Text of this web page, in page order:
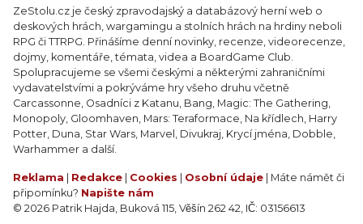
ZeStolu.cz je český zpravodajský a databázový herní web o
deskových hrách, wargamingu a stolních hrách na hrdiny neboli
RPG či TTRPG. Přinášíme denní novinky, recenze, videorecenze,
dojmy, komentáře, témata, videa a BoardGame Club.
Spolupracujeme se všemi českými a některými zahraničními
vydavatelstvími a pokrýváme hry všeho druhu včetně
Carcassonne, Osadníci z Katanu, Bang, Magic: The Gathering,
Monopoly, Gloomhaven, Mars: Teraformace, Na křídlech, Harry
Potter, Duna, Star Wars, Marvel, Divukraj, Krycí jména, Dobble,
Warhammer a další.
Reklama Redakce Cookies Osobní údaje | Máte námět či
připomínku? Napište nám
© 2026 Patrik Hajda, Buková 115, Věšín 262 42, IČ: 03156613